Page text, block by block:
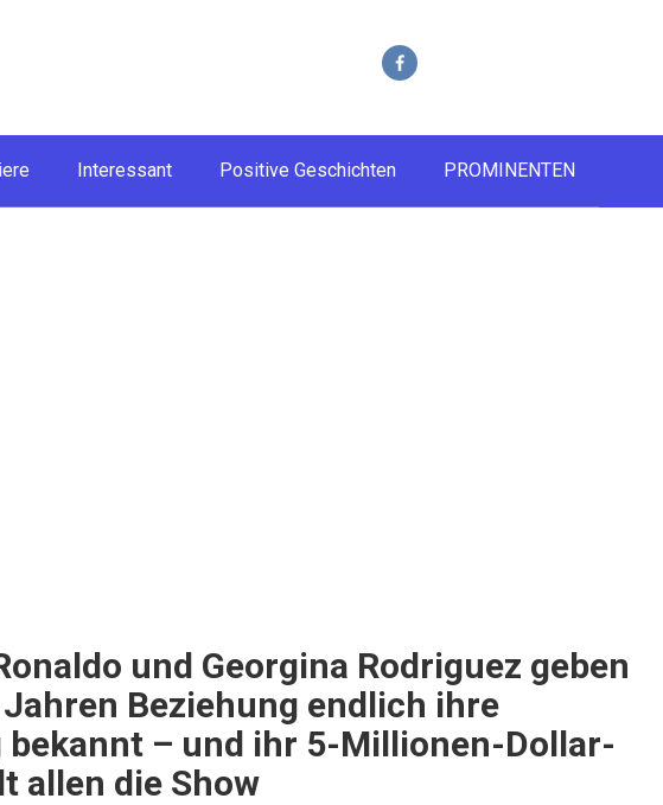
Interessant Positive Geschichten PROMINENTEN
und Georgina Rodriguez geben
Beziehung endlich ihre
bekannt – und ihr 5-Millionen-Dollar-
allen die Show